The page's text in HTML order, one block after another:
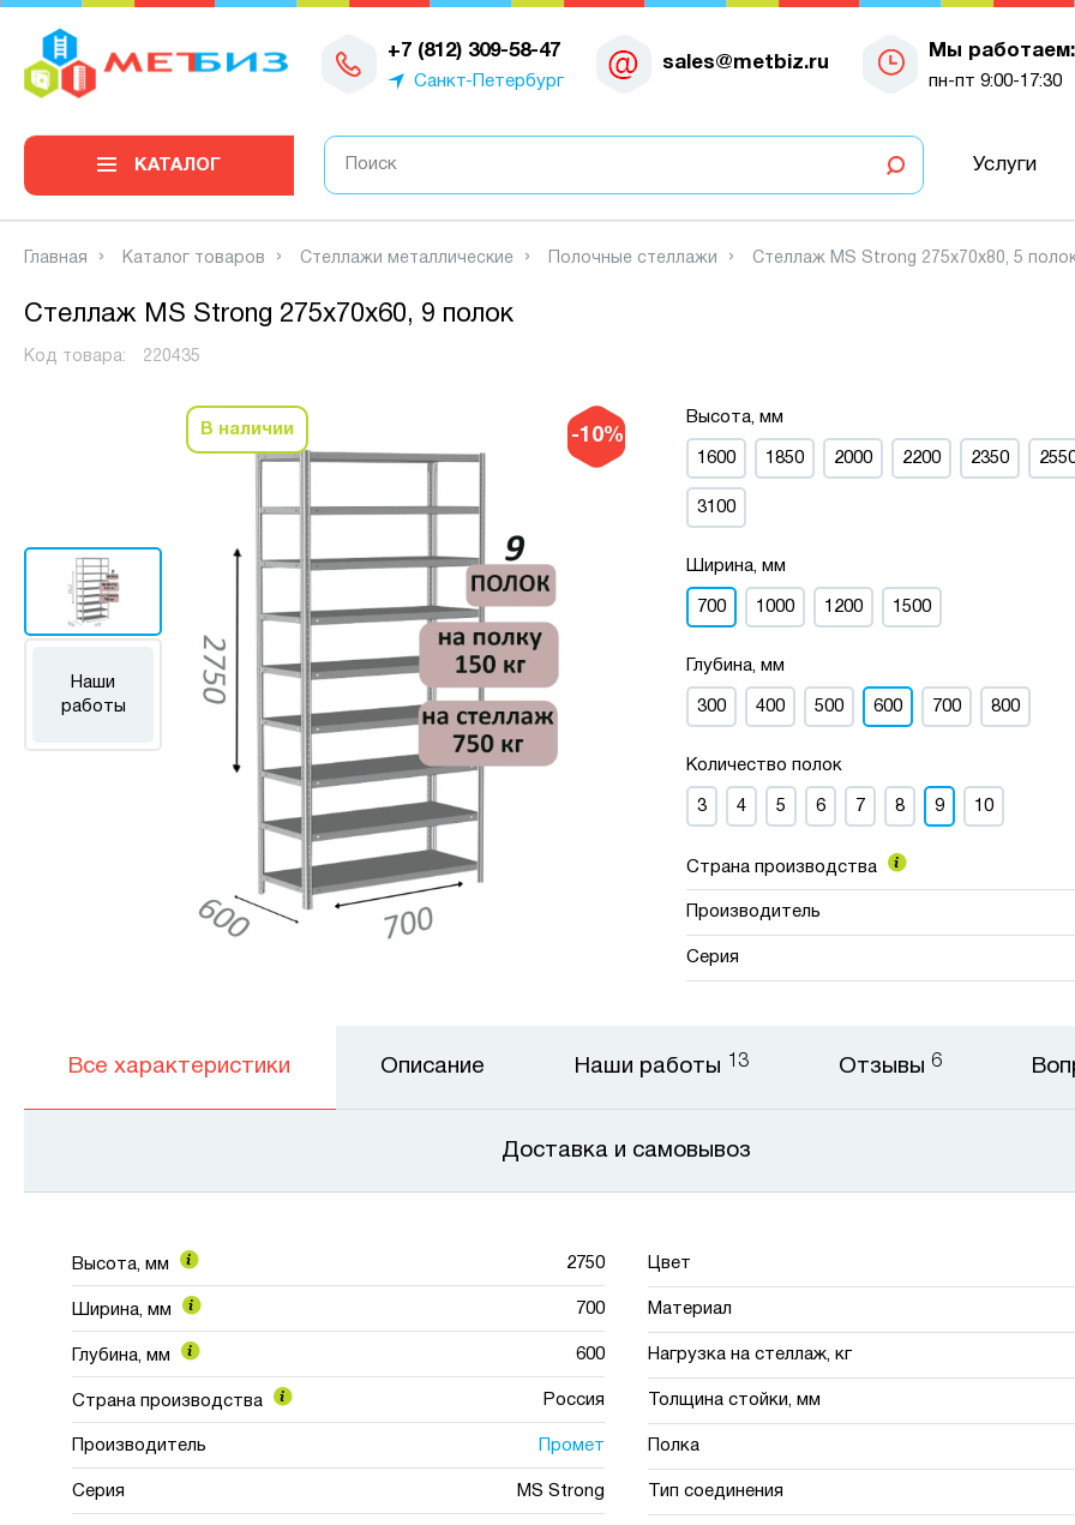
+7 (812) 309-58-47
Санкт-Петербург
sales@metbiz.ru
Мы работаем:
пн-пт 9:00-17:30
0
КАТАЛОГ Услуги
Главная Каталог товаров Стеллажи металлические Полочные стеллажи Стеллаж MS Strong 275х70х80, 5
Стеллаж MS Strong 275х70х60, 9 полок
Код товара: 220435
-10%
Наши
работы
В наличии
Высота, мм
1600 1850 2000 2200 2350
3100
Ширина, мм
700 1000 1200 1500
Глубина, мм
300 400 500 600 700 800
Количество полок
3 4 5 6 7 8 9 10
Страна производства
Производитель
Серия
Все характеристики
Высота, мм 2750
Ширина, мм 700
Глубина, мм 600
Страна производства Россия
Производитель Промет
Серия MS Strong
Цвет
Материал
Нагрузка на стеллаж, кг
Толщина стойки, мм
Полка
Тип соединения
Описание Наши работы 13 Отзывы 6
Доставка и самовывоз